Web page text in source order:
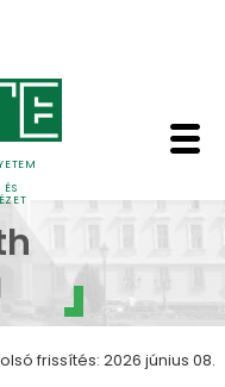
ÉS
frissítés: 2026 június 08.